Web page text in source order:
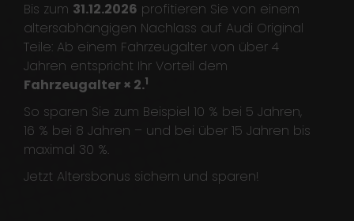
Bis zum 31.12.2026 profitieren Sie von einem
altersabhängigen Nachlass auf Audi Original
Teile: Ab einem Fahrzeugalter von über 4
Jahren entspricht Ihr Vorteil dem
Fahrzeugalter × 2.1
So sparen Sie zum Beispiel 10 % bei 5 Jahren,
16 % bei 8 Jahren – und bei über 15 Jahren bis
maximal 30 %.
Jetzt Altersbonus sichern und sparen!